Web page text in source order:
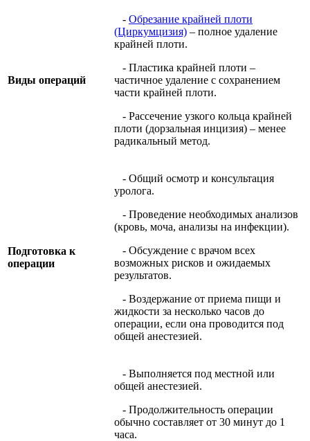
Виды операций
- Обрезание крайней плоти
(Циркумцизия) – полное удаление
крайней плоти.
- Пластика крайней плоти –
частичное удаление с сохранением
части крайней плоти.
- Рассечение узкого кольца крайней
плоти (дорзальная инцизия) – менее
радикальный метод.
Подготовка к
операции
- Общий осмотр и консультация
уролога.
- Проведение необходимых анализов
(кровь, моча, анализы на инфекции).
- Обсуждение с врачом всех
возможных рисков и ожидаемых
результатов.
- Воздержание от приема пищи и
жидкости за несколько часов до
операции, если она проводится под
общей анестезией.
- Выполняется под местной или
общей анестезией.
- Продолжительность операции
обычно составляет от 30 минут до 1
часа.